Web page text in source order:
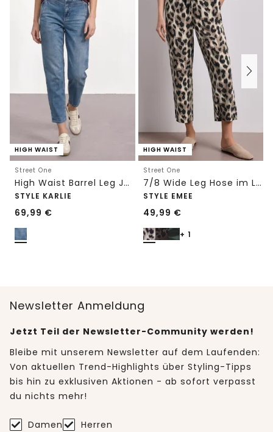
HIGH WAIST
Street One
High Waist Barrel Leg Jeans im Loose Fit
STYLE KARLIE
69,99 €
HIGH WAIST
Street One
7/8 Wide Leg Hose im Loose Fit mit Print
STYLE EMEE
49,99 €
+ 1
Newsletter Anmeldung
Jetzt Teil der Newsletter-Community werden!
Bleibe mit unserem Newsletter auf dem Laufenden:
Von aktuellen Trend-Highlights über Styling-Tipps
bis hin zu exklusiven Aktionen - ab sofort verpasst
du nichts mehr!
Damen Herren